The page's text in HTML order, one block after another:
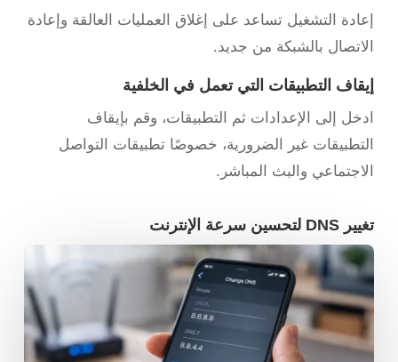
إعادة التشغيل تساعد على إغلاق العمليات العالقة وإعادة
الاتصال بالشبكة من جديد.
إيقاف التطبيقات التي تعمل في الخلفية
ادخل إلى الإعدادات ثم التطبيقات، وقم بإيقاف
التطبيقات غير الضرورية، خصوصًا تطبيقات التواصل
الاجتماعي والبث المباشر.
تغيير DNS لتحسين سرعة الإنترنت